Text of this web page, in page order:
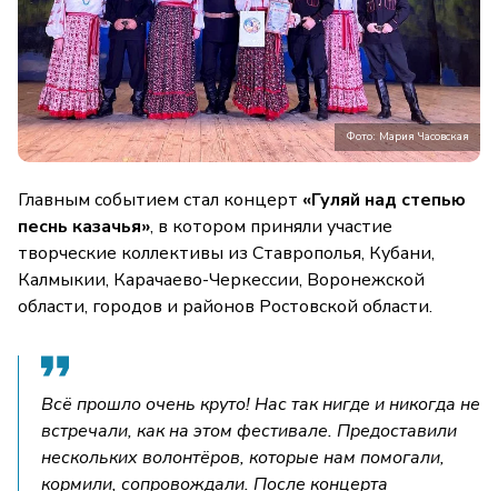
Фото: Мария Часовская
Главным событием стал концерт «Гуляй над степью
песнь казачья», в котором приняли участие
творческие коллективы из Ставрополья, Кубани,
Калмыкии, Карачаево-Черкессии, Воронежской
области, городов и районов Ростовской области.
Всё прошло очень круто! Нас так нигде и никогда не
встречали, как на этом фестивале. Предоставили
нескольких волонтёров, которые нам помогали,
кормили, сопровождали. После концерта